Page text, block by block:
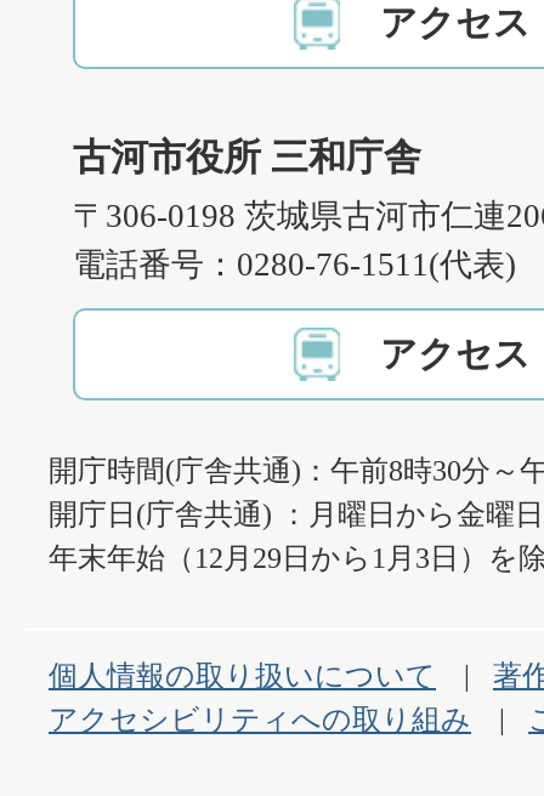
アクセス
古河市役所 三和庁舎
〒306-0198 茨城県古河市仁連
電話番号：0280-76-1511(代表)
アクセス
開庁時間(庁舎共通)：午前8時30分～
開庁日(庁舎共通) ：月曜日から金曜
年末年始（12月29日から1月3日）を
個人情報の取り扱いについて
著
アクセシビリティへの取り組み